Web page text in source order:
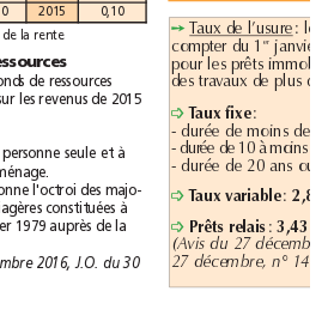
57,10 2015 0,10
➙ Taux de ’usure : e
compter du 1 er
pour es prêts immo b
i
l
d es travaux de p us d
➩ Taux fixe:
- d urée de moins de
- d urée de 10 à moins
- d urée de 20 ans ou
➩ Taux varia bl e:
➩ Prêts re l ais :
(Avis du
27décembre,
de la rente
ressources
plafonds de
ressources
sur les revenus de
2015
personne seule et à
conditionne l'octroi des
majo-
viagères constituées à
janvier 1979 auprès de la
28décembre 2016, du 30